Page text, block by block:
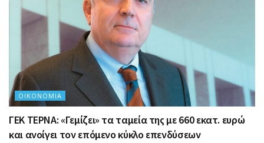
ΟΙΚΟΝΟΜΊΑ
ΓΕΚ ΤΕΡΝΑ: «Γεμίζει» τα ταμεία της με 660 εκατ. ευρώ
και ανοίγει τον επόμενο κύκλο επενδύσεων